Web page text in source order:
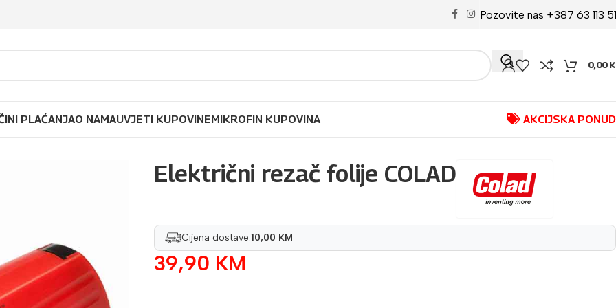
Pozovite nas +387 63 113
0,00
PLAĆANJAO NAMAUVJETI KUPOVINEMIKROFIN KUPOVINA AKCIJSKA
Električni rezač folije COLAD
Cijena dostave:10,00 KM
39,90 KM